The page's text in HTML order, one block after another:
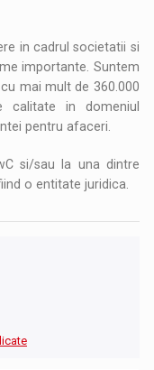
in cadrul societatii si
importante. Suntem
mai mult de 360.000
in domeniul
pentru afaceri.
si/sau la una dintre
o entitate juridica.